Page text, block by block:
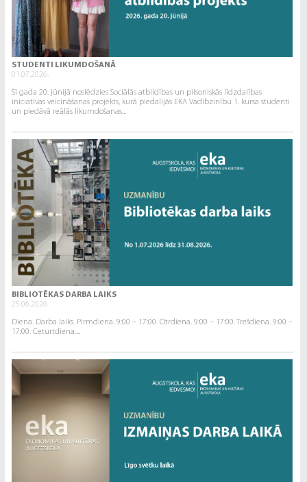
STUDENTI LIKUMDOŠANĀ
01.07.2026.
Šī gada 20. jūnijā noslēdzies Sociālās atbildības un pilsoniskās līdzdalības
iniciatīvas veicināšanas projekts, kurā piedalījās EKA Vadībzinību 1. kursa studenti
un piedāvā reālās likumdošanas...
BIBLIOTĒKAS DARBA LAIKS
25.06.2026.
Diena. Darba laiks. Pirmdiena. 9:00 – 17:00. Otrdiena. 9:00 – 17:00. Trešdiena. 9:00 –
17:00. Ceturtdiena....